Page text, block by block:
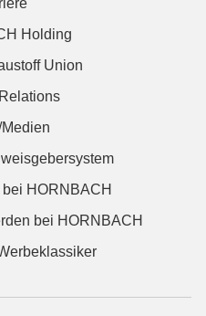
Holding
Union
HORNBACH
bei HORNBACH